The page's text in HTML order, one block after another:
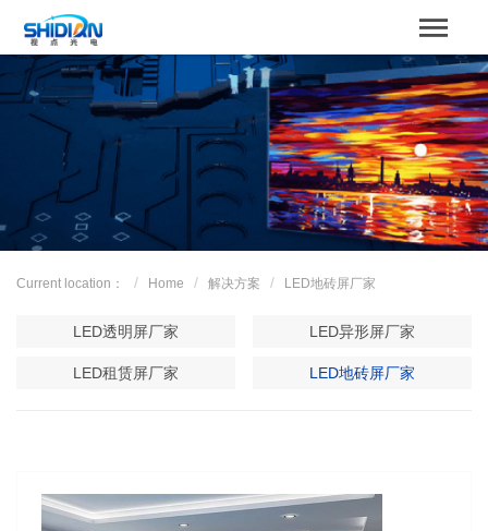
Home
关于我们
Product
Case
Current location： Home 解决方案 LED地砖屏厂家
LED透明屏厂家 LED异形屏厂家
LED租赁屏厂家 LED地砖屏厂家